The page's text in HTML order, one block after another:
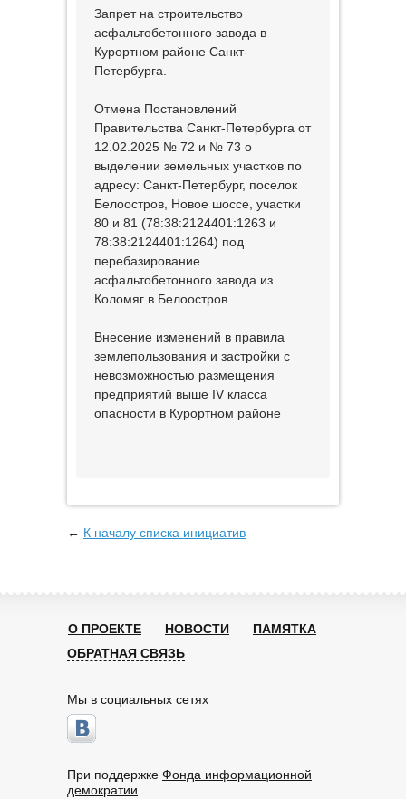
Запрет на строительство
асфальтобетонного завода в
Курортном районе Санкт-
Петербурга.
Отмена Постановлений
Правительства Санкт-Петербурга от
12.02.2025 № 72 и № 73 о
выделении земельных участков по
адресу: Санкт-Петербург, поселок
Белоостров, Новое шоссе, участки
80 и 81 (78:38:2124401:1263 и
78:38:2124401:1264) под
перебазирование
асфальтобетонного завода из
Коломяг в Белоостров.
Внесение изменений в правила
землепользования и застройки с
невозможностью размещения
предприятий выше IV класса
опасности в Курортном районе
← К началу списка инициатив
О ПРОЕКТЕ НОВОСТИ
ПАМЯТКА
ОБРАТНАЯ СВЯЗЬ
Мы в социальных сетях
При поддержке Фонда информационной
демократии